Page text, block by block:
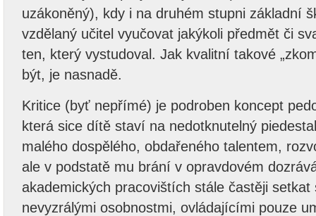
uzákoněný), kdy i na druhém stupni základní
vzdělaný učitel vyučovat jakýkoli předmět či
ten, který vystudoval. Jak kvalitní takové
být, je nasnadě.
Kritice (byť nepřímé) je podroben koncept
která sice dítě staví na nedotknutelný
malého dospělého, obdařeného talentem,
ale v podstatě mu brání v opravdovém
akademických pracovištích stále častěji setkat
nevyzrálými osobnostmi, ovládajícími pouze